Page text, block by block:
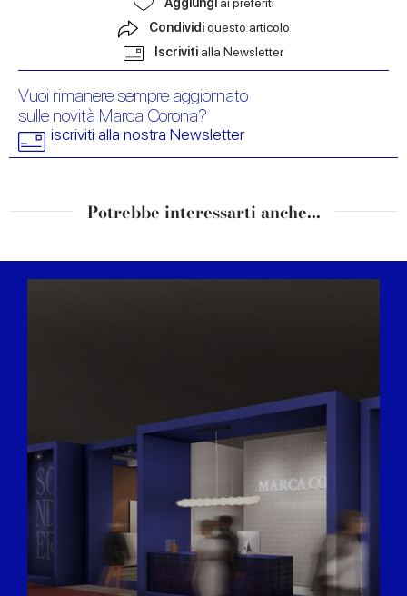
Condividiquesto articolo
Iscriviti alla Newsletter
Vuoi rimanere sempre aggiornato
sulle novità Marca Corona?
iscriviti alla nostra Newsletter
Potrebbe interessarti anche...